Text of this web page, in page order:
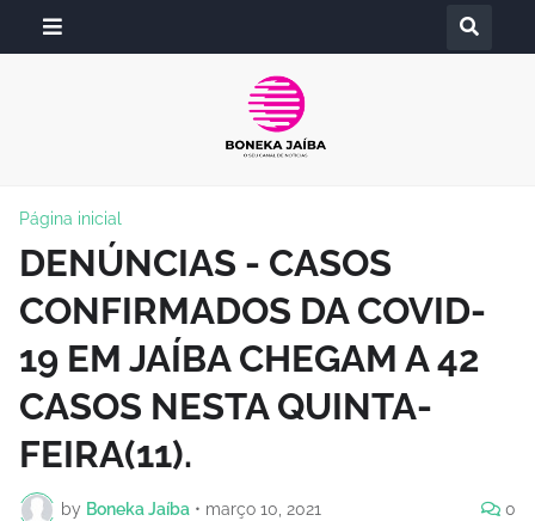
Página inicial
DENÚNCIAS - CASOS
CONFIRMADOS DA COVID-
19 EM JAÍBA CHEGAM A 42
CASOS NESTA QUINTA-
FEIRA(11).
by Boneka Jaíba • março 10, 2021 0